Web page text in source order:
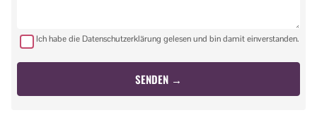
Ich habe die Datenschutzerklärung gelesen und bin damit einverstanden.